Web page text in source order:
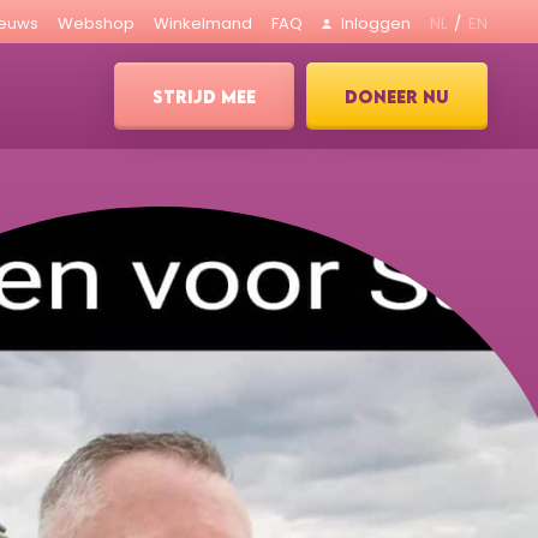
Webshop Winkelmand FAQ Inloggen NL EN
STRIJD MEE DONEER NU